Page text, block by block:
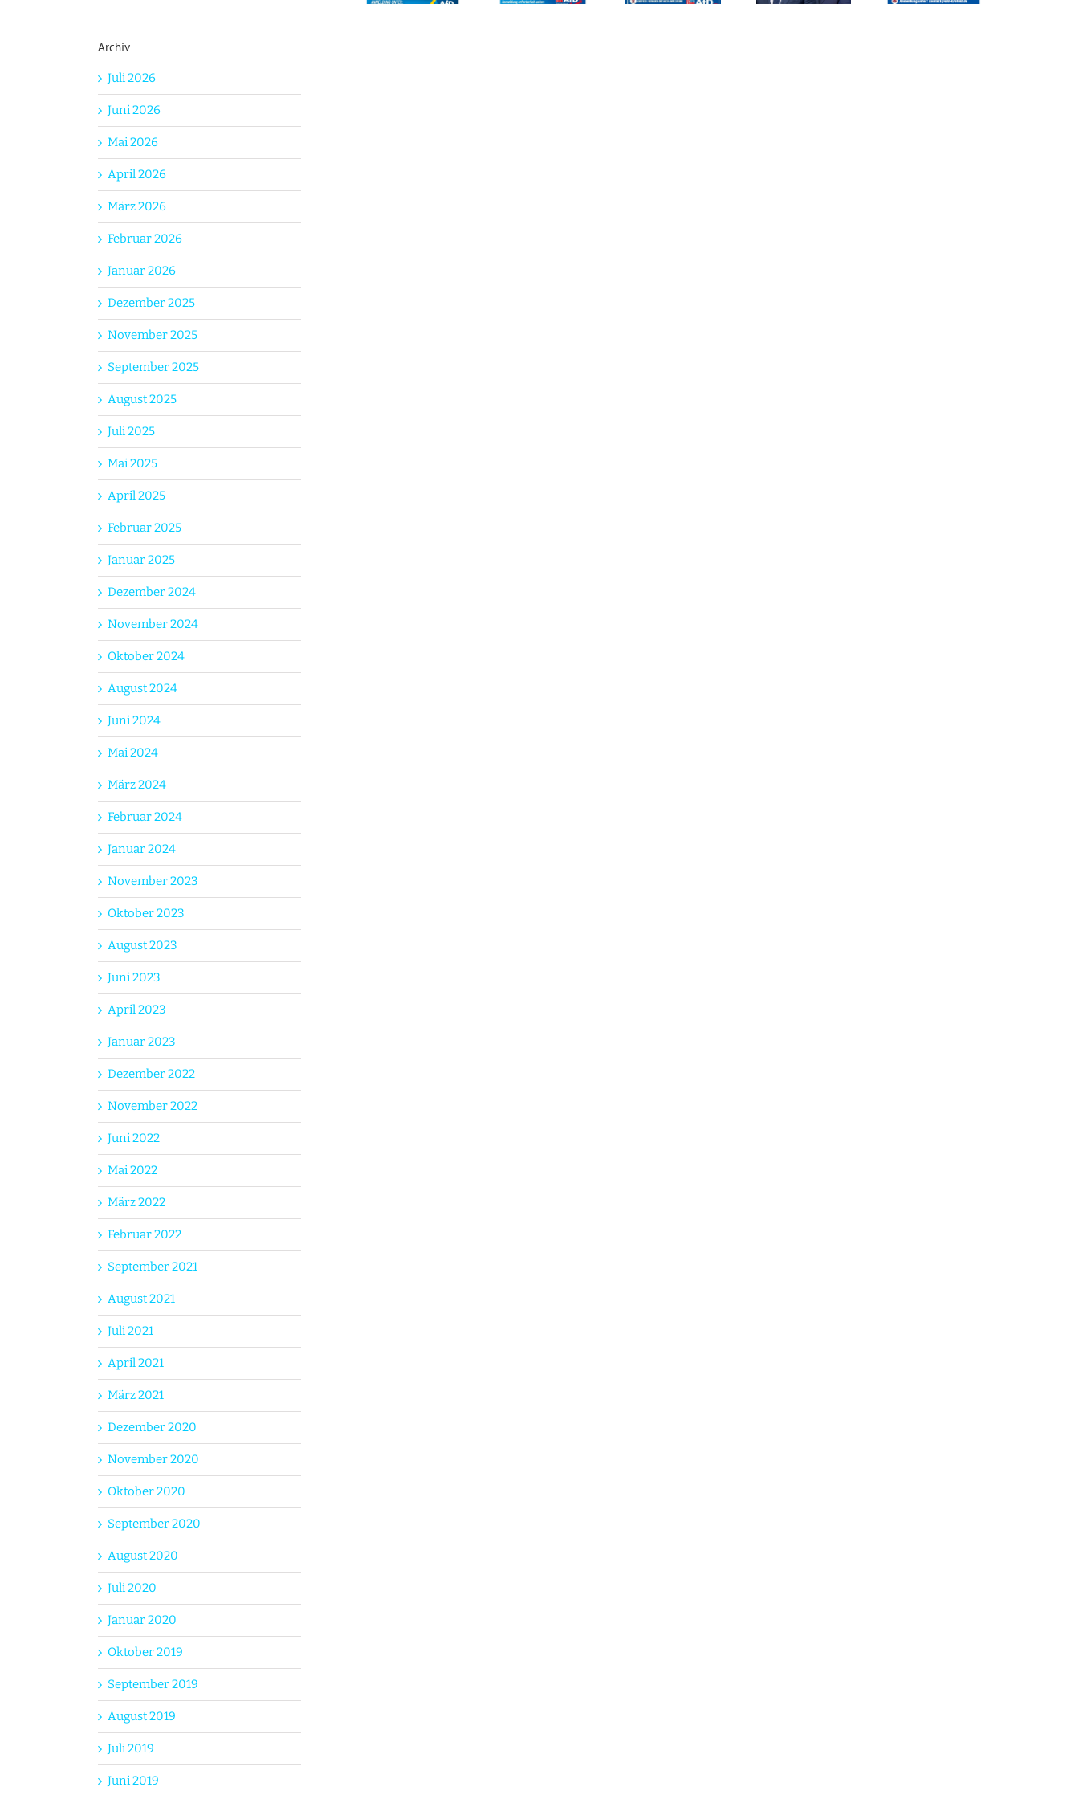
Archiv
Juli 2026
Juni 2026
Mai 2026
April 2026
März 2026
Februar 2026
Januar 2026
Dezember 2025
November 2025
September 2025
August 2025
Juli 2025
Mai 2025
April 2025
Februar 2025
Januar 2025
Dezember 2024
November 2024
Oktober 2024
August 2024
Juni 2024
Mai 2024
März 2024
Februar 2024
Januar 2024
November 2023
Oktober 2023
August 2023
Juni 2023
April 2023
Januar 2023
Dezember 2022
November 2022
Juni 2022
Mai 2022
März 2022
Februar 2022
September 2021
August 2021
Juli 2021
April 2021
März 2021
Dezember 2020
November 2020
Oktober 2020
September 2020
August 2020
Juli 2020
Januar 2020
Oktober 2019
September 2019
August 2019
Juli 2019
Juni 2019